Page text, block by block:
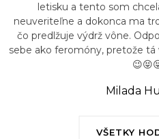
VŠETKY
letisku a tento som
neuveriteľne a dokonca ma
čo predlžuje výdrž vône.
sebe ako feromóny, pretože
Milada